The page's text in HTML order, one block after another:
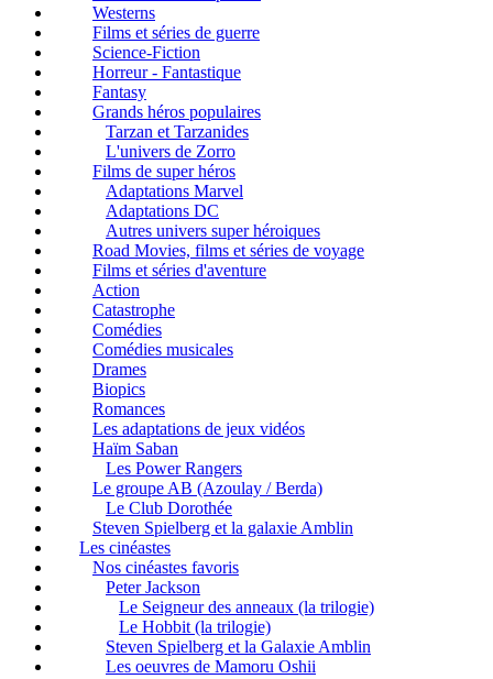
Westerns
Films et séries de guerre
Science-Fiction
Horreur - Fantastique
Fantasy
Grands héros populaires
Tarzan et Tarzanides
L'univers de Zorro
Films de super héros
Adaptations Marvel
Adaptations DC
Autres univers super héroiques
Road Movies, films et séries de voyage
Films et séries d'aventure
Action
Catastrophe
Comédies
Comédies musicales
Drames
Biopics
Romances
Les adaptations de jeux vidéos
Haïm Saban
Les Power Rangers
Le groupe AB (Azoulay / Berda)
Le Club Dorothée
Steven Spielberg et la galaxie Amblin
Les cinéastes
Nos cinéastes favoris
Peter Jackson
Le Seigneur des anneaux (la trilogie)
Le Hobbit (la trilogie)
Steven Spielberg et la Galaxie Amblin
Les oeuvres de Mamoru Oshii